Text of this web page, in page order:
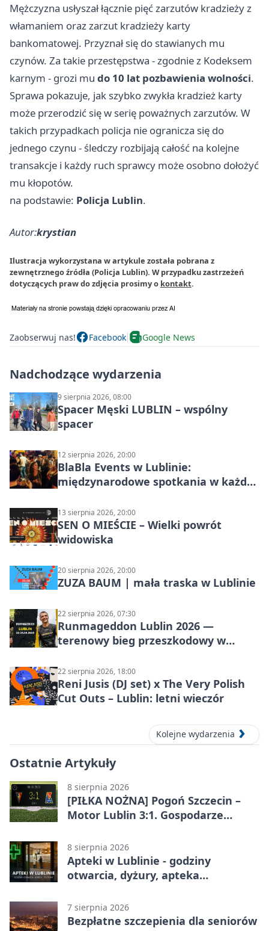
Mężczyzna usłyszał łącznie pięć zarzutów kradzieży z
włamaniem oraz zarzut kradzieży karty
bankomatowej. Przyznał się do stawianych mu
czynów. Za takie przestępstwa - zgodnie z Kodeksem
karnym - grozi mu do 10 lat pozbawienia wolności.
Sprawa pokazuje, jak szybko zwykła kradzież karty
może przerodzić się w serię poważnych zarzutów. W
takich przypadkach policja nie ogranicza się do
jednego czynu - śledczy rozbijają całość na kolejne
transakcje i każdy ruch sprawcy może osobno dołożyć
mu kłopotów.
na podstawie: Policja Lublin.
Autor:krystian
Ilustracja wykorzystana w artykule została pobrana z
zewnętrznego źródła (Policja Lublin). W przypadku zastrzeżeń
dotyczących praw do zdjęcia prosimy o kontakt.
Zaobserwuj nas! Facebook Google News
Nadchodzące wydarzenia
9 sierpnia 2026, 08:00
Spacer Męski LUBLIN – wspólny
spacer
12 sierpnia 2026, 20:00
BlaBla Events w Lublinie:
międzynarodowe spotkania w każdą
13 sierpnia 2026, 20:00
SEN O MIEŚCIE – Wielki powrót
widowiska
20 sierpnia 2026, 20:00
ZUZA BAUM | mała traska w Lublinie
22 sierpnia 2026, 07:30
Runmageddon Lublin 2026 —
terenowy bieg przeszkodowy w
22 sierpnia 2026, 18:00
Reni Jusis (DJ set) x The Very Polish
Cut Outs – Lublin: letni wieczór
Kolejne wydarzenia
Ostatnie Artykuły
8 sierpnia 2026
[PIŁKA NOŻNA] Pogoń Szczecin –
Motor Lublin 3:1. Gospodarze
Ekstraklasy
8 sierpnia 2026
Apteki w Lublinie - godziny
otwarcia, dyżury, apteka
7 sierpnia 2026
Bezpłatne szczepienia dla seniorów